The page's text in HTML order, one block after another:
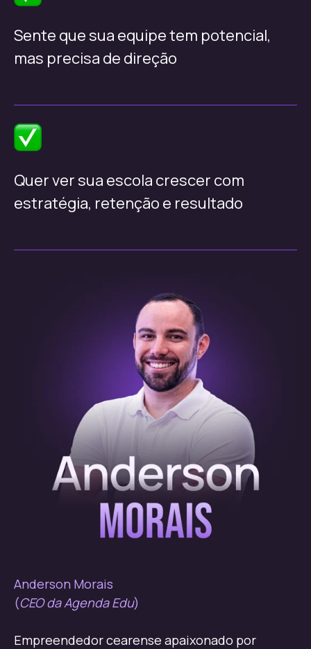
Sente que sua equipe tem potencial,
mas precisa de direção
Quer ver sua escola crescer com
estratégia, retenção e resultado
Anderson Morais
(CEO da Agenda Edu)
Empreendedor cearense apaixonado por